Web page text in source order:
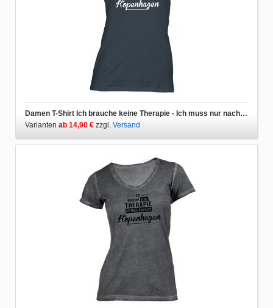
Damen T-Shirt Ich brauche keine Therapie - Ich muss nur nach Kopenhagen
Varianten ab 14,90 € zzgl. Versand